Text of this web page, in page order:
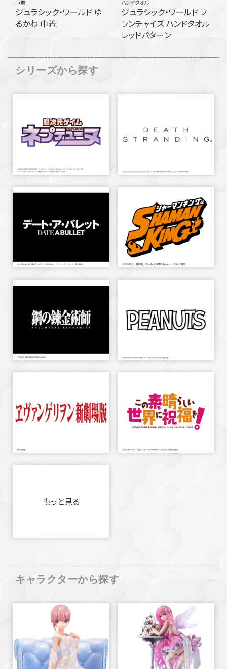
巾着
ジュラシック・ワールド ゆ
るかわ 巾着
ハンドタオル
ジュラシック・ワールド フ
ランチャイズ ハンドタオル
レッドパターン
シリーズから探す
もっと見る
キャラクターから探す